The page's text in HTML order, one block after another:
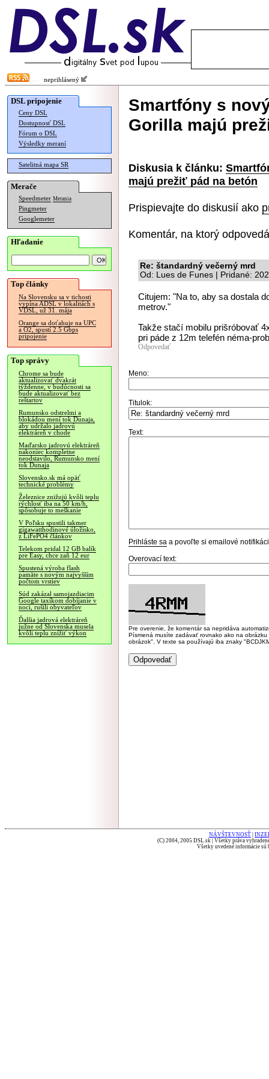
neprihlásený
DSL pripojenie
Ceny DSL
Dostupnosť DSL
Fórum o DSL
Výsledky meraní
Satelitná mapa SR
Merače
Speedmeter Merania
Pingmeter
Googlemeter
Hľadanie
Top články
Na Slovensku sa v tichosti
vypína ADSL v lokalitách s
VDSL, už 31. mája
Orange sa doťahuje na UPC
a O2, spustí 2.5 Gbps
pripojenie
Top správy
Chrome sa bude
aktualizovať dvakrát
týždenne, v budúcnosti sa
bude aktualizovať bez
reštartov
Rumunsko odstrelmi a
blokádou mení tok Dunaja,
aby udržalo jadrovú
elektráreň v chode
Maďarsko jadrovú elektráreň
nakoniec kompletne
neodstavilo, Rumunsko mení
tok Dunaja
Slovensko.sk má opäť
technické problémy
Železnice znižujú kvôli teplu
rýchlosť iba na 50 km/h,
spôsobuje to meškanie
V Poľsku spustili takmer
gigawatthodinové úložisko,
z LiFePO4 článkov
Telekom pridal 12 GB balík
pre Easy, chce zaň 12 eur
Spustená výroba flash
pamäte s novým najvyšším
počtom vrstiev
Súd zakázal samojazdiacim
Google taxíkom dobíjanie v
noci, rušili obyvateľov
Ďalšia jadrová elektráreň
južne od Slovenska musela
kvôli teplu znížiť výkon
Smartfóny s
Gorilla majú
Diskusia k článku:
majú prežiť pád na betón
Prispievajte do diskusií ako
Komentár, na ktorý
Re: štandardný večerný mrd
Od: Lues de Funes | Pridané:
Citujem: "Na to, aby sa dostala
metrov."
Takže stačí mobilu prišróbovať
pri páde z 12m telefén néma-
Odpovedať
Meno:
Titulok:
Text:
Prihláste sa a povoľte si emailové
Overovací text:
Pre overenie, že komentár sa nepridáva
Písmená musíte zadávať rovnako ako na
obrázok". V texte sa používajú iba znaky
NÁVŠTEVNOSŤ
(C) 2004, 2005 DSL.sk | Všetky práva
Všetky uvedené informácie sú